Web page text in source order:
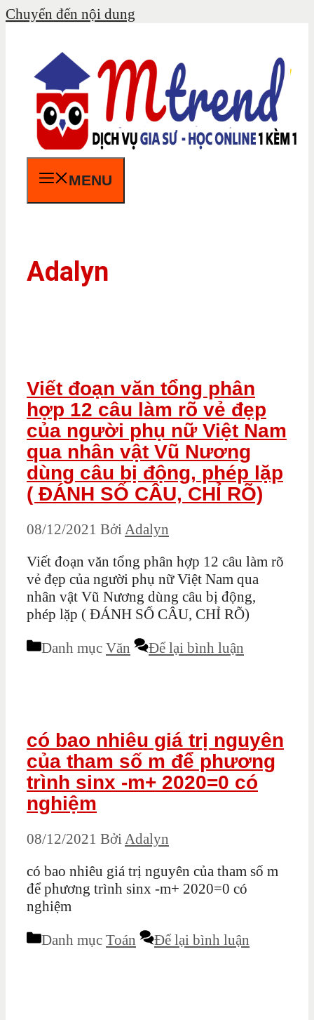
Chuyển đến nội dung
MENU
Adalyn
Viết đoạn văn tổng phân
hợp 12 câu làm rõ vẻ đẹp
của người phụ nữ Việt Nam
qua nhân vật Vũ Nương
dùng câu bị động, phép lặp
( ĐÁNH SỐ CÂU, CHỈ RÕ)
08/12/2021 BởiAdalyn
Viết đoạn văn tổng phân hợp 12 câu làm rõ
vẻ đẹp của người phụ nữ Việt Nam qua
nhân vật Vũ Nương dùng câu bị động,
phép lặp ( ĐÁNH SỐ CÂU, CHỈ RÕ)
Danh mục Văn Để lại bình luận
có bao nhiêu giá trị nguyên
của tham số m để phương
trình sinx -m+ 2020=0 có
nghiệm
08/12/2021 BởiAdalyn
có bao nhiêu giá trị nguyên của tham số m
để phương trình sinx -m+ 2020=0 có
nghiệm
Danh mục Toán Để lại bình luận